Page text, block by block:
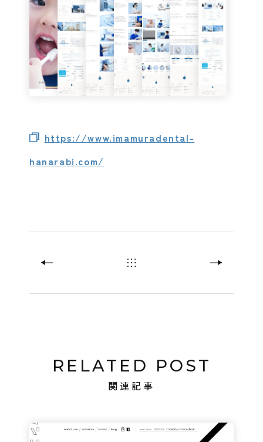
https://www.imamuradental-
hanarabi.com/
RELATED POST
関連記事